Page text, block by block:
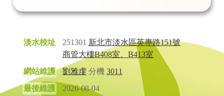
淡水校址 251301 新北市淡水區英專路151號
商管大樓B408室、B413室
網站維護
劉雅虔分機 3011
最後維護
2026-08-04